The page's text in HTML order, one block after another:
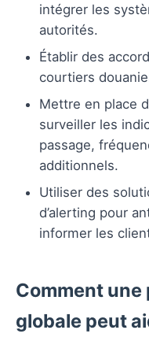
intégrer les
autorités.
Établir des
courtiers
Mettre en place
surveiller les
passage,
additionnels.
Utiliser des
d’alerting pour
informer les
Comment une
globale peut